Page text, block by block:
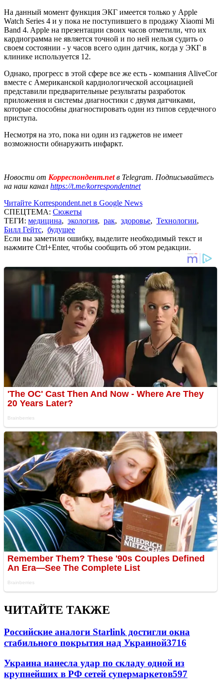
На данный момент функция ЭКГ имеется только у Apple
Watch Series 4 и у пока не поступившего в продажу Xiaomi Mi
Band 4. Apple на презентации своих часов отметили, что их
кардиограмма не является точной и по ней нельзя судить о
своем состоянии - у часов всего один датчик, когда у ЭКГ в
клинике используется 12.
Однако, прогресс в этой сфере все же есть - компания AliveCor
вместе с Американской кардиологической ассоциацией
представили предварительные результаты разработок
приложения и системы диагностики с двумя датчиками,
которые способны диагностировать один из типов сердечного
приступа.
Несмотря на это, пока ни один из гаджетов не имеет
возможности обнаружить инфаркт.
Новости от Корреспондент.netв Telegram. Подписывайтесь
на наш канал https://t.me/korrespondentnet
Читайте Korrespondent.net в Google News
СПЕЦТЕМА: Сюжеты
ТЕГИ: медицина, экология, рак, здоровье, Технологии,
Билл Гейтс, будущее
Если вы заметили ошибку, выделите необходимый текст и
нажмите Ctrl+Enter, чтобы сообщить об этом редакции.
ЧИТАЙТЕ ТАКЖЕ
Российские аналоги Starlink достигли окна
стабильного покрытия над Украиной3716
Украина нанесла удар по складу одной из
крупнейших в РФ сетей супермаркетов597